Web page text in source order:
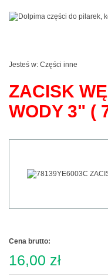
Jesteś w: Części inne
ZACISK
WODY 3" (
Cena brutto:
16,00 zł